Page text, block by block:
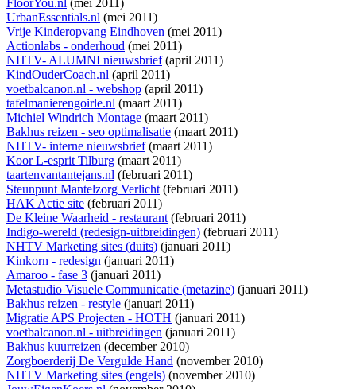
FloorYou.nl (mei 2011)
UrbanEssentials.nl (mei 2011)
Vrije Kinderopvang Eindhoven (mei 2011)
Actionlabs - onderhoud (mei 2011)
NHTV- ALUMNI nieuwsbrief(april 2011)
KindOuderCoach.nl (april 2011)
voetbalcanon.nl - webshop (april 2011)
tafelmanierengoirle.nl (maart 2011)
Michiel Windrich Montage (maart 2011)
Bakhus reizen - seo optimalisatie (maart 2011)
NHTV- interne nieuwsbrief(maart 2011)
Koor L-esprit Tilburg (maart 2011)
taartenvantantejans.nl (februari 2011)
Steunpunt Mantelzorg Verlicht(februari 2011)
HAK Actie site (februari 2011)
De Kleine Waarheid - restaurant(februari 2011)
Indigo-wereld (redesign-uitbreidingen) (februari 2011)
NHTV Marketing sites (duits) (januari 2011)
Kinkorn - redesign (januari 2011)
Amaroo - fase 3 (januari 2011)
Metastudio Visuele Communicatie (metazine) (januari 2011)
Bakhus reizen - restyle (januari 2011)
Migratie APS Projecten - HOTH (januari 2011)
voetbalcanon.nl - uitbreidingen (januari 2011)
Bakhus kuurreizen (december 2010)
Zorgboerderij De Vergulde Hand (november 2010)
NHTV Marketing sites (engels) (november 2010)